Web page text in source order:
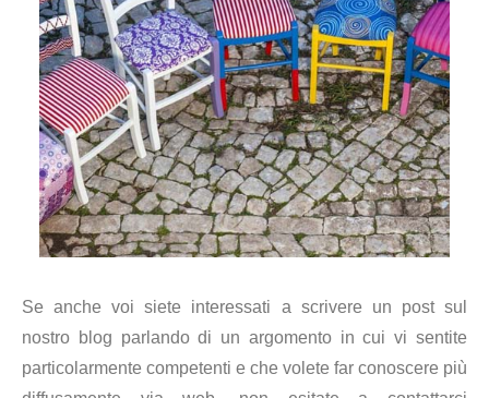
Se anche voi siete interessati a scrivere un post sul
nostro blog parlando di un argomento in cui vi sentite
particolarmente competenti e che volete far conoscere più